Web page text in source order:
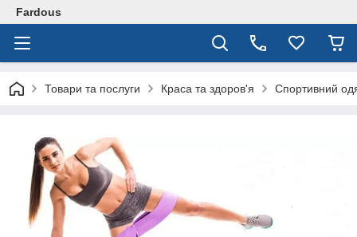
Fardous
Товари та послуги Краса та здоров'я Спортивний